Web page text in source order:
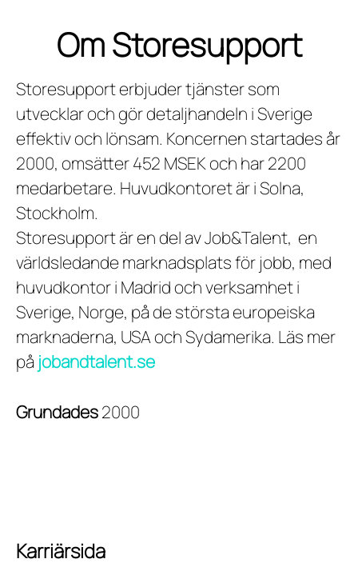
Om Storesupport
Storesupport erbjuder tjänster som
utvecklar och gör detaljhandeln i Sverige
effektiv och lönsam. Koncernen startades år
2000, omsätter 452 MSEK och har 2200
medarbetare. Huvudkontoret är i Solna,
Stockholm.
Storesupport är en del av Job&Talent, en
världsledande marknadsplats för jobb, med
huvudkontor i Madrid och verksamhet i
Sverige, Norge, på de största europeiska
marknaderna, USA och Sydamerika. Läs mer
på jobandtalent.se
Grundades2000
Karriärsida